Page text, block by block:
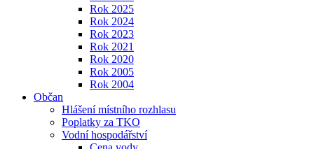
Rok 2025
Rok 2024
Rok 2023
Rok 2021
Rok 2020
Rok 2005
Rok 2004
Občan
Hlášení místního rozhlasu
Poplatky za TKO
Vodní hospodářství